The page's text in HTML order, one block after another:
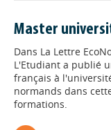
Master
Dans La Lettre
L'Etudiant a publié
français à
normands dans
formations.